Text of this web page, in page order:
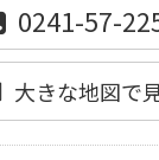
0241-57-
大きな地図で